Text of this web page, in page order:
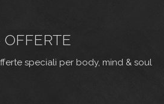
speciali per body, mind & soul